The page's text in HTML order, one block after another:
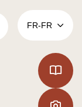
FR‑FR